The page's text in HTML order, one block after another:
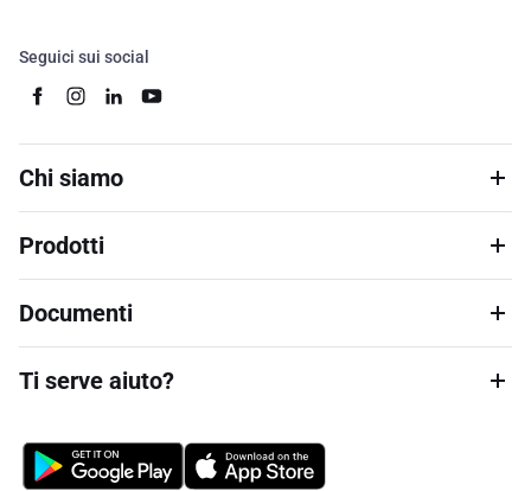
Seguici sui social
Chi siamo
Prodotti
Documenti
Ti serve aiuto?